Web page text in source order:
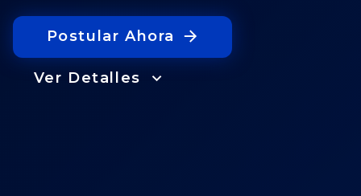
Postular Ahora
Ver Detalles